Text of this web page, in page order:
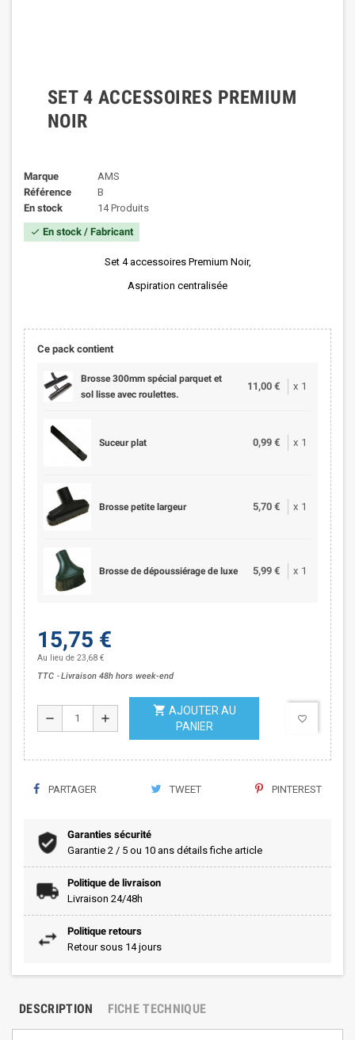
SET 4 ACCESSOIRES PREMIUM
NOIR
Marque
AMS
Référence
B
En stock
14 Produits
check En stock / Fabricant
Set 4 accessoires Premium Noir,
Aspiration centralisée
Ce pack contient
Brosse 300mm spécial parquet et
sol lisse avec roulettes.
11,00 € x 1
Suceur plat 0,99 € x 1
Brosse petite largeur 5,70 € x 1
Brosse de dépoussiérage de luxe 5,99 € x 1
15,75 €
Au lieu de 23,68 €
TTC
Livraison 48h hors week-end
remove add
shopping_cart AJOUTER AU
PANIER
favorite_border
PARTAGER TWEET PINTEREST
Garanties sécurité
Garantie 2 / 5 ou 10 ans détails fiche article
Politique de livraison
Livraison 24/48h
Politique retours
Retour sous 14 jours
DESCRIPTION FICHE TECHNIQUE